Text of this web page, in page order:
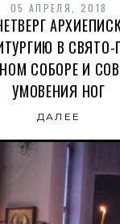
05 АПРЕЛЯ, 2018
В СВЯТО-
СОБОРЕ И
УМОВЕНИЯ НОГ
ДАЛЕЕ